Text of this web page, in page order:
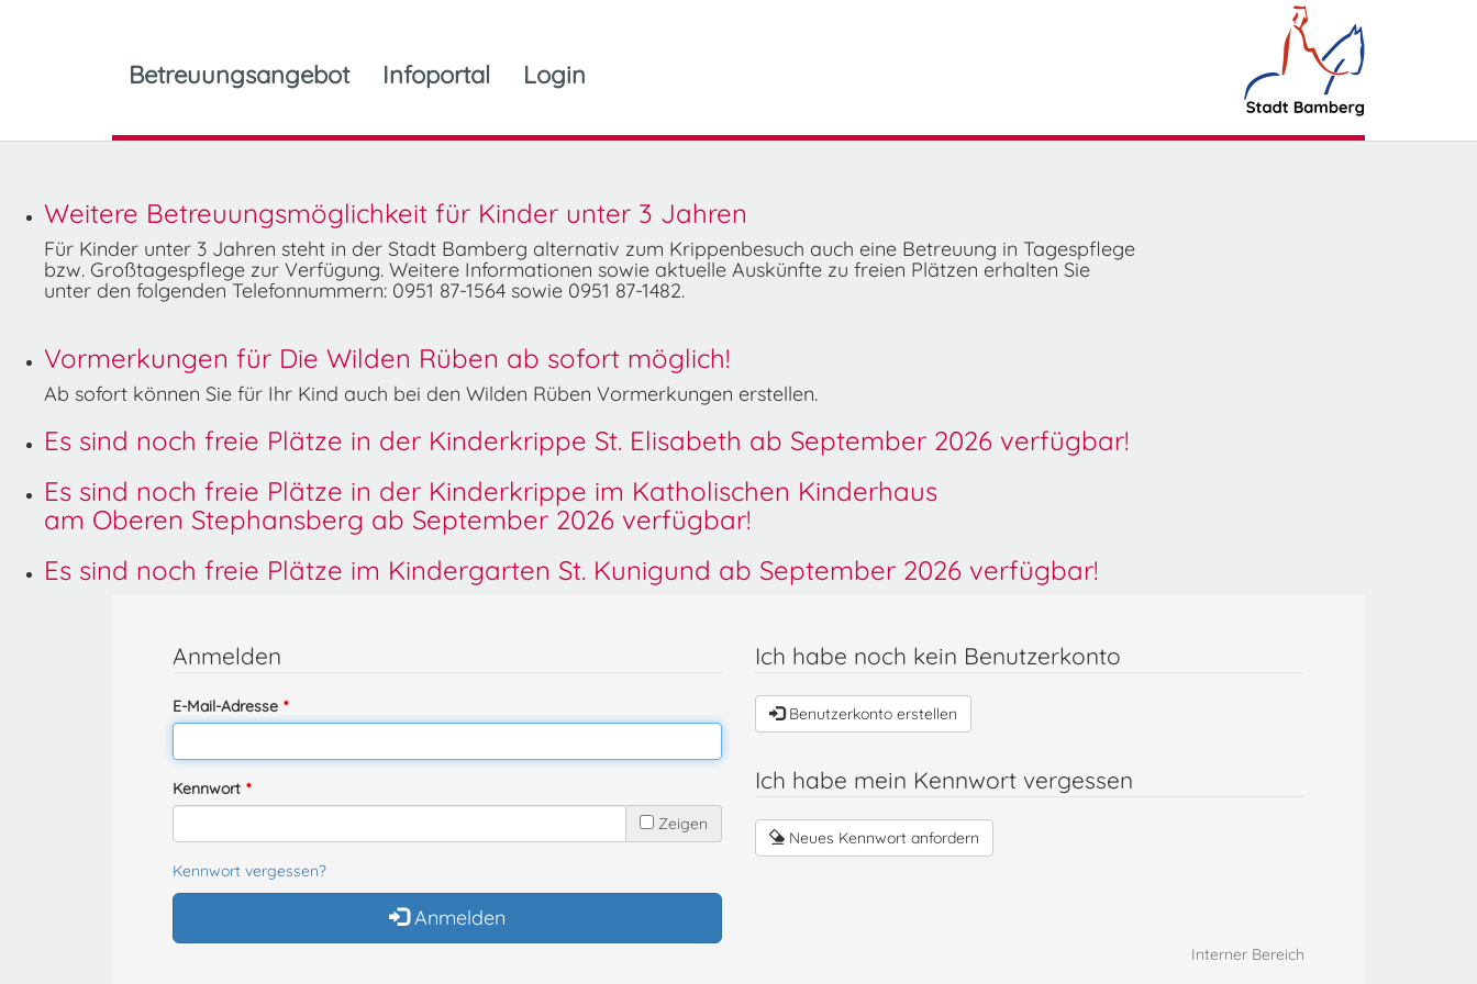
Betreuungsangebot Infoportal Login
Weitere Betreuungsmöglichkeit für Kinder unter 3 Jahren
Für Kinder unter 3 Jahren steht in der Stadt Bamberg alternativ zum Krippenbesuch auch eine Betreuung in Tagespflege
bzw. Großtagespflege zur Verfügung. Weitere Informationen sowie aktuelle Auskünfte zu freien Plätzen erhalten Sie
unter den folgenden Telefonnummern: 0951 87-1564 sowie 0951 87-1482.
Vormerkungen für Die Wilden Rüben ab sofort möglich!
Ab sofort können Sie für Ihr Kind auch bei den Wilden Rüben Vormerkungen erstellen.
Es sind noch freie Plätze in der Kinderkrippe St. Elisabeth ab September 2026 verfügbar!
Es sind noch freie Plätze in der Kinderkrippe im Katholischen Kinderhaus
am Oberen Stephansberg ab September 2026 verfügbar!
Es sind noch freie Plätze im Kindergarten St. Kunigund ab September 2026 verfügbar!
Anmelden
E-Mail-Adresse
Kennwort
Zeigen
Kennwort vergessen?
Anmelden
Ich habe noch kein Benutzerkonto
Benutzerkonto erstellen
Ich habe mein Kennwort vergessen
Neues Kennwort anfordern
Interner Bereich